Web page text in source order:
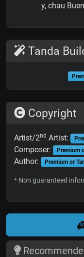
y, chau
Tanda
Copyright
Artist/2nd Artist:
Composer: Premium
Author: Premium or
* Non guaranteed